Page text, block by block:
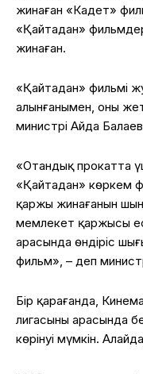
жинаған «Кадет»
«Қайтадан»
жинаған.
«Қайтадан» фильмі
алынғанымен, оның
министрі Айда
«Отандық прокатта
«Қайтадан» көркем
қаржы жинағанын
мемлекет қаржысы
арасында өндіріс
фильм», – деп
Бір қарағанда,
лигасының арасында
көрінуі мүмкін.